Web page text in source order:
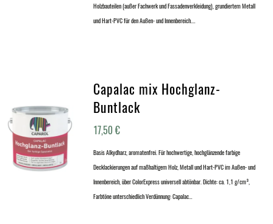
Holzbauteilen (außer Fachwerk und Fassadenverkleidung), grundiertem Metall
und Hart-PVC für den Außen- und Innenbereich.…
Capalac mix Hochglanz-
Buntlack
17,50€
Basis Alkydharz, aromatenfrei. Für hochwertige, hochglänzende farbige
Decklackierungen auf maßhaltigem Holz, Metall und Hart-PVC im Außen- und
Innenbereich, über ColorExpress universell abtönbar. Dichte: ca. 1,1 g/cm³,
Farbtöne unterschiedlich Verdünnung: Capalac…